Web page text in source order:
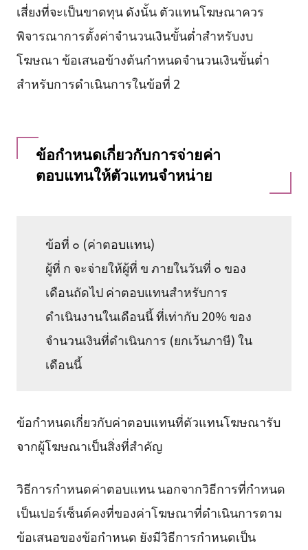
เสี่ยงที่จะเป็นขาดทุน ดังนั้น ตัวแทนโฆษณาควร
พิจารณาการตั้งค่าจำนวนเงินขั้นต่ำสำหรับงบ
โฆษณา ข้อเสนอข้างต้นกำหนดจำนวนเงินขั้นต่ำ
สำหรับการดำเนินการในข้อที่ 2
ข้อกำหนดเกี่ยวกับการจ่ายค่า
ตอบแทนให้ตัวแทนจำหน่าย
ข้อที่ ๐ (ค่าตอบแทน)
ผู้ที่ ก จะจ่ายให้ผู้ที่ ข ภายในวันที่ ๐ ของ
เดือนถัดไป ค่าตอบแทนสำหรับการ
ดำเนินงานในเดือนนี้ ที่เท่ากับ 20% ของ
จำนวนเงินที่ดำเนินการ (ยกเว้นภาษี) ใน
เดือนนี้
ข้อกำหนดเกี่ยวกับค่าตอบแทนที่ตัวแทนโฆษณารับ
จากผู้โฆษณาเป็นสิ่งที่สำคัญ
วิธีการกำหนดค่าตอบแทน นอกจากวิธีการที่กำหนด
เป็นเปอร์เซ็นต์คงที่ของค่าโฆษณาที่ดำเนินการตาม
ข้อเสนอของข้อกำหนด ยังมีวิธีการกำหนดเป็น